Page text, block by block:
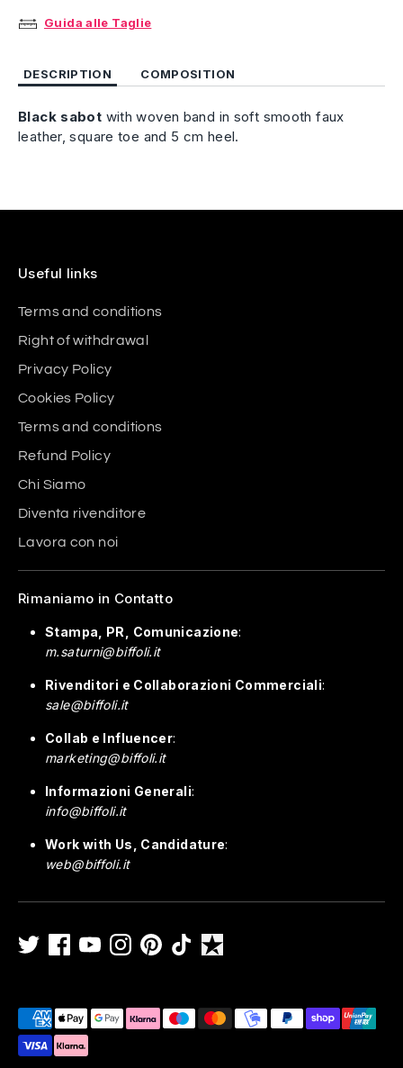
Guida alle Taglie
DESCRIPTION COMPOSITION
Black sabot with woven band in soft smooth faux
leather, square toe and 5 cm heel.
Useful links
Terms and conditions
Right of withdrawal
Privacy Policy
Cookies Policy
Terms and conditions
Refund Policy
Chi Siamo
Diventa rivenditore
Lavora con noi
Rimaniamo in Contatto
Stampa, PR, Comunicazione:
m.saturni@biffoli.it
Rivenditori e Collaborazioni Commerciali:
sale@biffoli.it
Collab e Influencer:
marketing@biffoli.it
Informazioni Generali:
info@biffoli.it
Work with Us, Candidature:
web@biffoli.it
Payment
methods
accepted